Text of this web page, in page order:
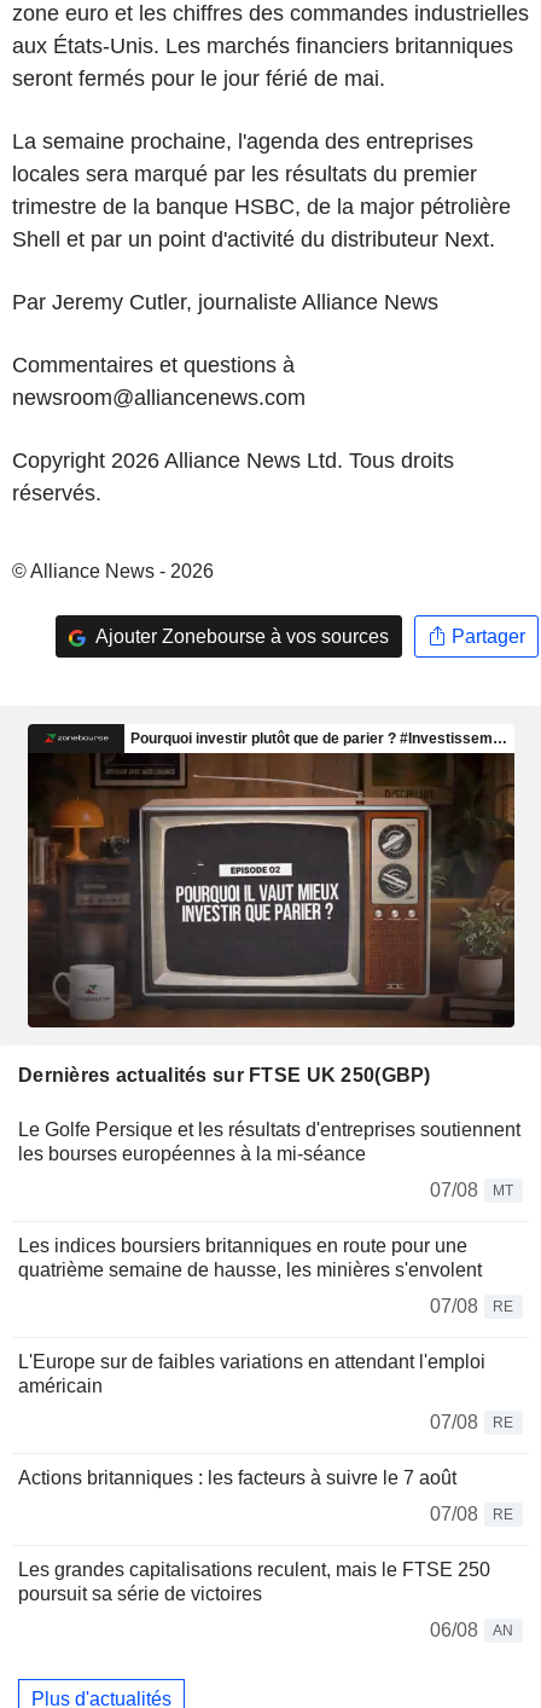
zone euro et les chiffres des commandes industrielles
aux États-Unis. Les marchés financiers britanniques
seront fermés pour le jour férié de mai.
La semaine prochaine, l'agenda des entreprises
locales sera marqué par les résultats du premier
trimestre de la banque HSBC, de la major pétrolière
Shell et par un point d'activité du distributeur Next.
Par Jeremy Cutler, journaliste Alliance News
Commentaires et questions à
newsroom@alliancenews.com
Copyright 2026 Alliance News Ltd. Tous droits
réservés.
© Alliance News - 2026
Ajouter Zonebourse à vos sources Partager
Dernières actualités sur FTSE UK 250(GBP)
Le Golfe Persique et les résultats d'entreprises soutiennent
les bourses européennes à la mi-séance
07/08
MT
Les indices boursiers britanniques en route pour une
quatrième semaine de hausse, les minières s'envolent
07/08
RE
L'Europe sur de faibles variations en attendant l'emploi
américain
07/08
RE
Actions britanniques : les facteurs à suivre le 7 août
07/08
RE
Les grandes capitalisations reculent, mais le FTSE 250
poursuit sa série de victoires
06/08
AN
Plus d'actualités